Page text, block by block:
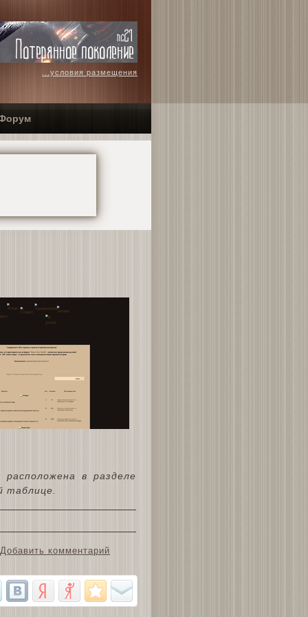
...условия размещения
в разделе
таблице.
Добавить комментарий